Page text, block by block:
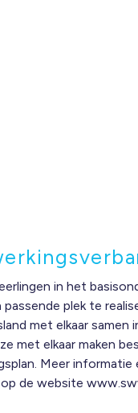
in het
plek te
met elkaar samen
met elkaar maken
Meer
de website